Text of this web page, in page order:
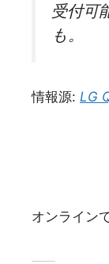
受付可
も。
情報源: LG
オンライン